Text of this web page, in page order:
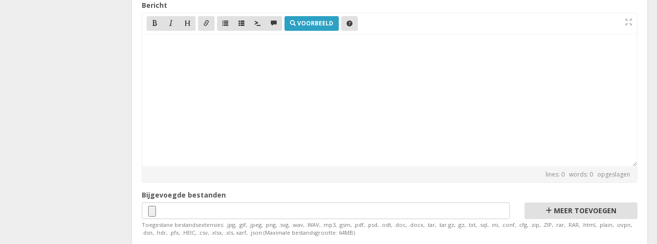
Bericht
VOORBEELD
lines: 0 words: 0 opgeslagen
Bijgevoegde bestanden
MEER TOEVOEGEN
Toegestane bestandsextensies: .jpg, .gif, .jpeg, .png, .svg, .wav, .WAV, .mp3, .gsm, .pdf, .psd, .odt, .doc, .docx, .tar, .tar.gz, .gz, .txt, .sql, .ini, .conf, .cfg, .zip, .ZIP, .rar, .RAR, .html, .plain, .ovpn,
.dsn, .hdr, .pfx, .HEIC, .csv, .xlsx, .xls, xarf, .json (Maximale bestandsgrootte: 64MB)